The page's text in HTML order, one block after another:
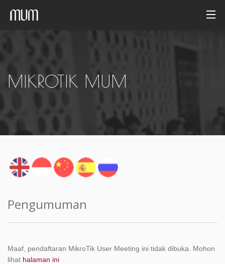
Arsip
MIKROTIK MUM
Pengumuman
Maaf, pendaftaran MikroTik User Meeting ini tidak dibuka. Mohon
lihat halaman ini